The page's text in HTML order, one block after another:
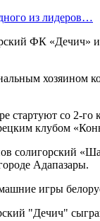
из лидеров…
ФК «Дечич»
хозяином
стартуют со 2-
клубом
солигорский
Адапазары.
игры